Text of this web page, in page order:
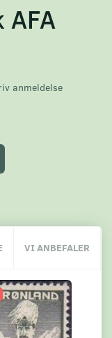
anmeldelse
VI ANBEFALER